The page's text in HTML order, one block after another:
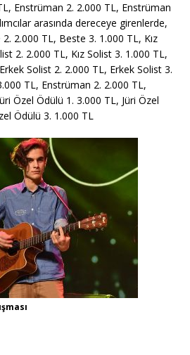
Enstrüman 2. 2.000 TL, Enstrüman
arasında dereceye girenlerde,
2.000 TL, Beste 3. 1.000 TL, Kız
2. 2.000 TL, Kız Solist 3. 1.000 TL,
Solist 2. 2.000 TL, Erkek Solist 3.
TL, Enstrüman 2. 2.000 TL,
Özel Ödülü 1. 3.000 TL, Jüri Özel
Ödülü 3. 1.000 TL